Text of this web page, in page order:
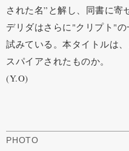
された名”と解し、同書に寄
デリダはさらに"クリプト"
試みている。本タイトルは
スパイアされたものか。
(Y.O)
PHOTO